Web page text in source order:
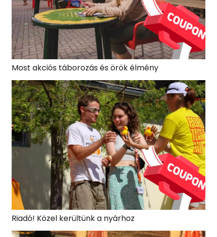
Most akciós táborozás és örök élmény
Riadó! Közel kerültünk a nyárhoz